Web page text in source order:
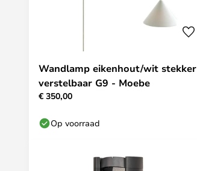
Wandlamp eikenhout/wit stekker
verstelbaar G9 - Moebe
€ 350,00
Op voorraad